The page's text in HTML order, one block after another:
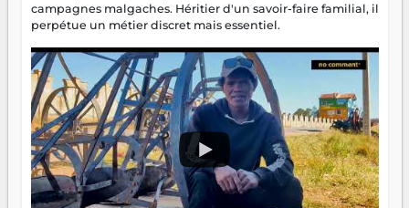
campagnes malgaches. Héritier d'un savoir-faire familial, il
perpétue un métier discret mais essentiel.